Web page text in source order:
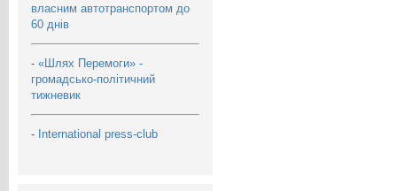
власним автотранспортом до
60 днів
- «Шлях Перемоги» -
громадсько-політичний
тижневик
- International press-club